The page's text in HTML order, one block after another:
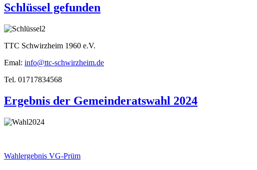
Schlüssel gefunden
TTC Schwirzheim 1960 e.V.
Emal: info@ttc-schwirzheim.de
Tel. 01717834568
Ergebnis der Gemeinderatswahl 2024
Wahlergebnis VG-Prüm